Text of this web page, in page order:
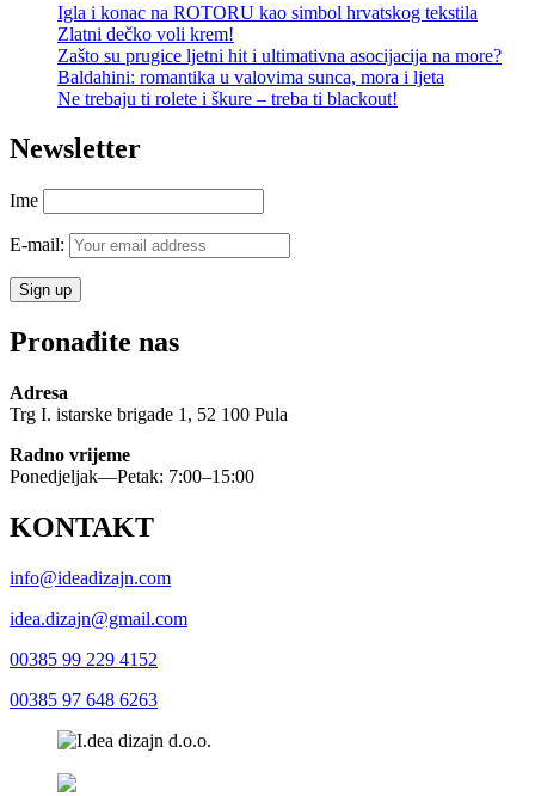
Igla i konac na ROTORU kao simbol hrvatskog tekstila
Zlatni dečko voli krem!
Zašto su prugice ljetni hit i ultimativna asocijacija na more?
Baldahini: romantika u valovima sunca, mora i ljeta
Ne trebaju ti rolete i škure – treba ti blackout!
Newsletter
Ime
E-mail:
Pronađite nas
Adresa
Trg I. istarske brigade 1, 52 100 Pula
Radno vrijeme
Ponedjeljak—Petak: 7:00–15:00
KONTAKT
info@ideadizajn.com
idea.dizajn@gmail.com
00385 99 229 4152
00385 97 648 6263